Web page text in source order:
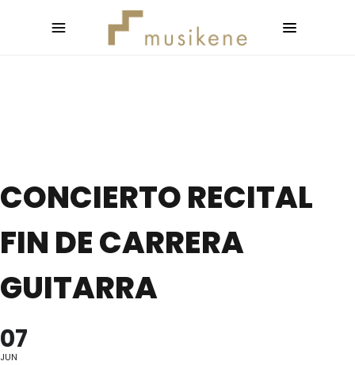
CONCIERTO RECITAL
FIN DE CARRERA
GUITARRA
07
JUN